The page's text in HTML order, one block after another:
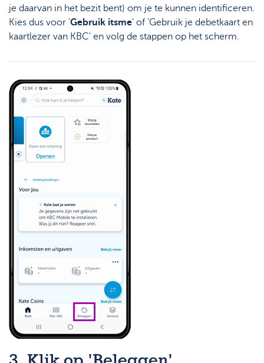
je daarvan in het bezit bent) om je te kunnen identificeren.
Kies dus voor 'Gebruik itsme' of 'Gebruik je debetkaart en
kaartlezer van KBC' en volg de stappen op het scherm.